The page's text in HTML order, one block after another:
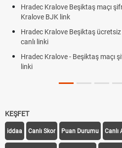
Hradec Kralove Beşiktaş maçı
Kralove BJK link
Hradec Kralove Beşiktaş
canlı linki
Hradec Kralove - Beşiktaş maçı
linki
KEŞFET
iddaa Canlı Skor Puan Durumu Canlı